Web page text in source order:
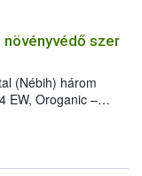
a szlovák
érdekében.
szer
(Nébih) három
EW, Oroganic –
követően,
elleni további